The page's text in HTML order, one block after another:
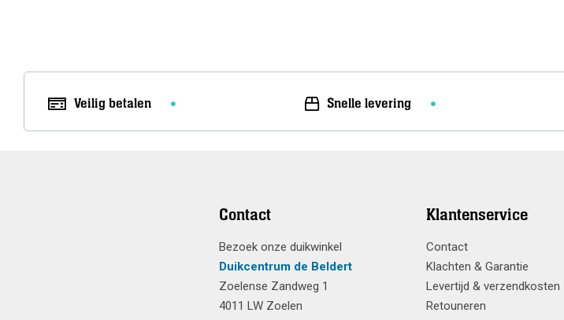
Veilig betalen Snelle levering
Contact
Bezoek onze duikwinkel
Duikcentrum de Beldert
Zoelense Zandweg 1
4011 LW Zoelen
Klantenservice
Contact
Klachten & Garantie
Levertijd & verzendkosten
Retouneren